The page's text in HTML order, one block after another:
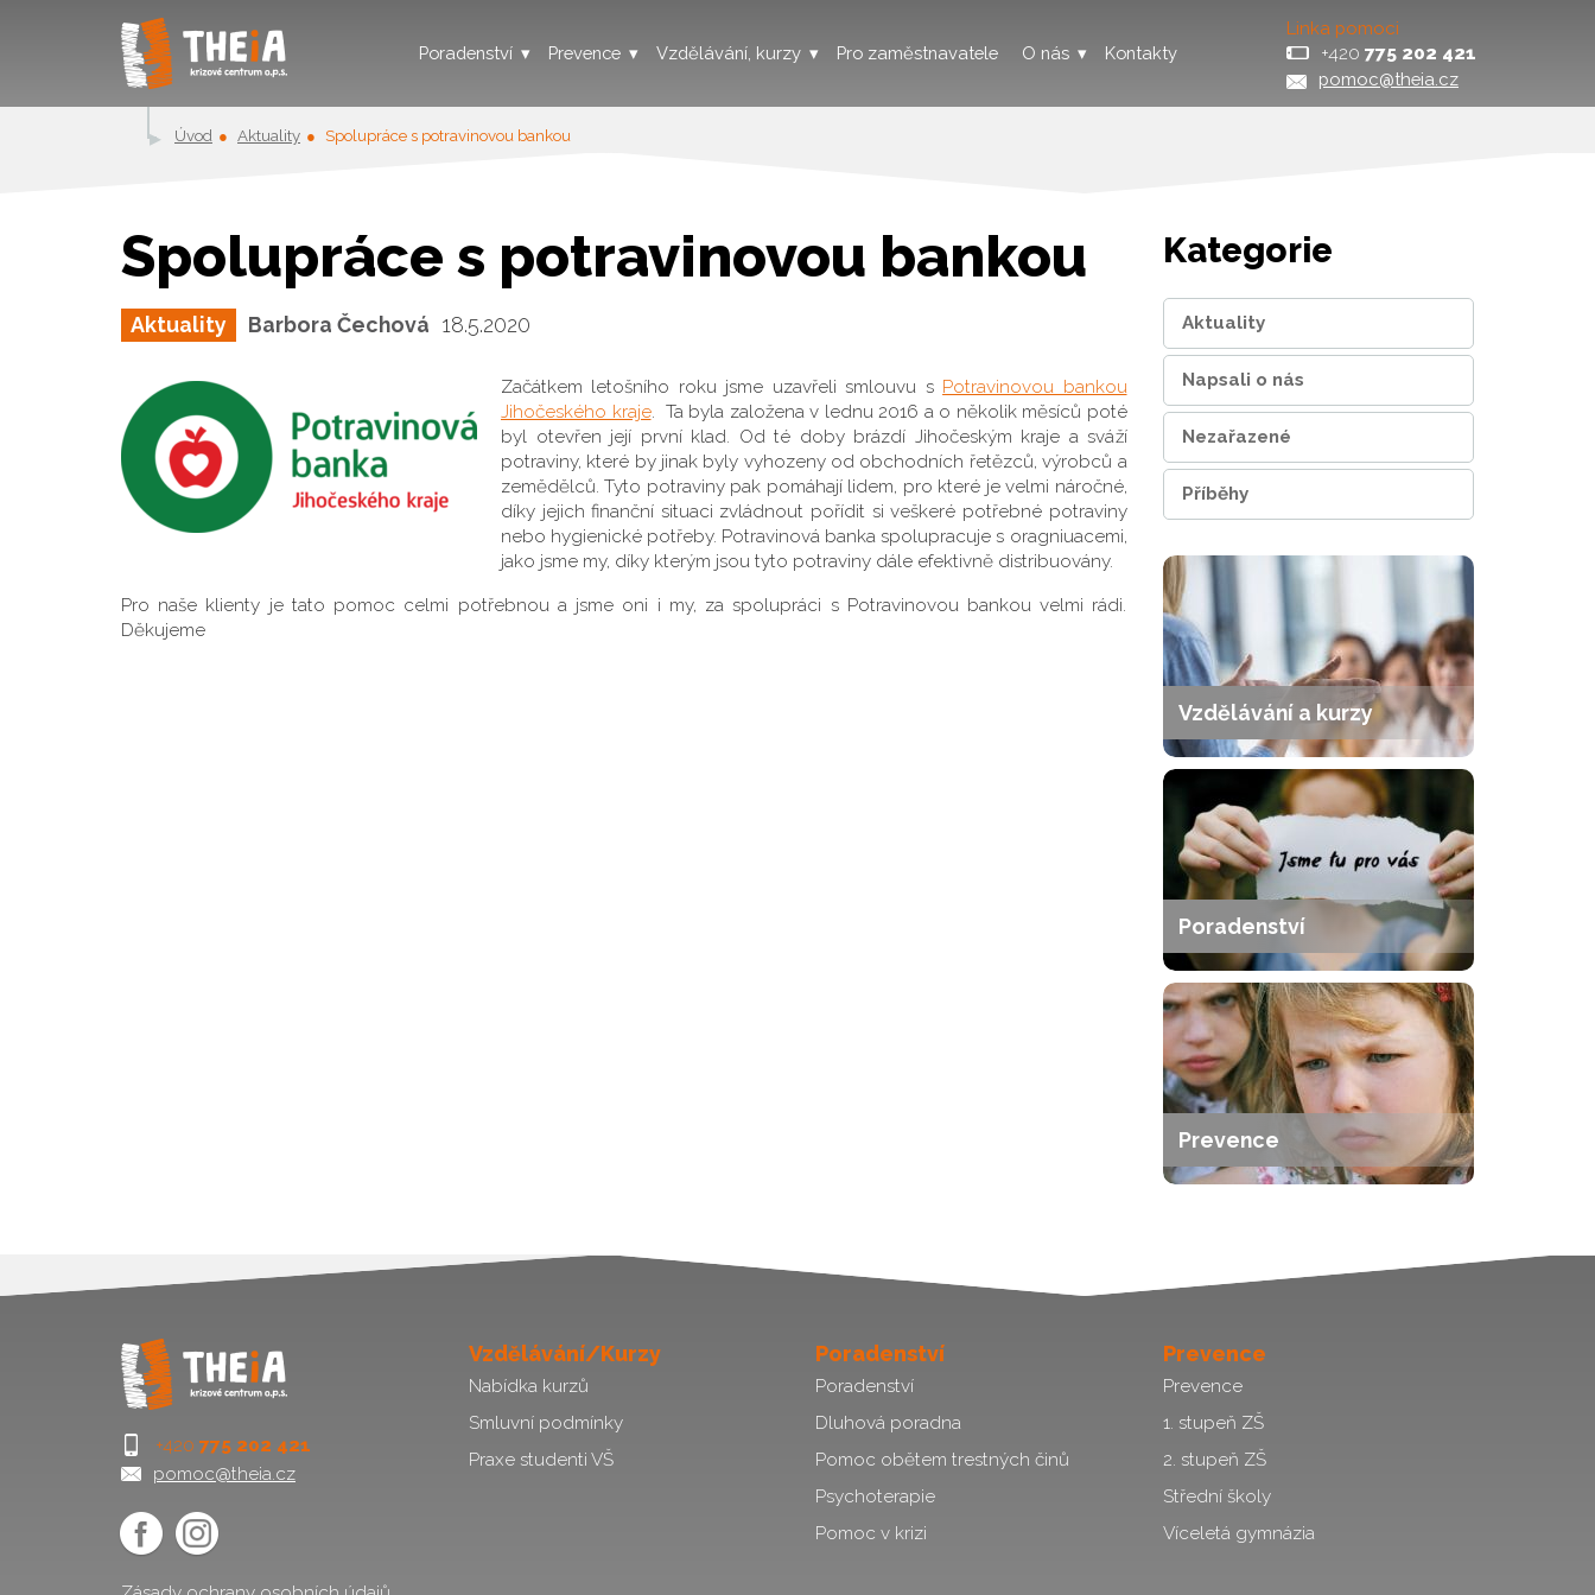
Poradenství Prevence Vzdělávání, kurzy Pro zaměstnavatele O nás Kontakty
Linka pomoci
+420 775 202 421
pomoc@theia.cz
Úvod Aktuality Spolupráce s potravinovou bankou
Spolupráce s potravinovou bankou
Aktuality Barbora Čechová 18.5.2020
Začátkem letošního roku jsme uzavřeli smlouvu s Potravinovou bankou
Jihočeského kraje. Ta byla založena v lednu 2016 a o několik měsíců poté
byl otevřen její první klad. Od té doby brázdí Jihočeským kraje a sváží
potraviny, které by jinak byly vyhozeny od obchodních řetězců, výrobců a
zemědělců. Tyto potraviny pak pomáhají lidem, pro které je velmi náročné,
díky jejich finanční situaci zvládnout pořídit si veškeré potřebné potraviny
nebo hygienické potřeby. Potravinová banka spolupracuje s oragniuacemi,
jako jsme my, díky kterým jsou tyto potraviny dále efektivně distribuovány.
Pro naše klienty je tato pomoc celmi potřebnou a jsme oni i my, za spolupráci s Potravinovou bankou velmi rádi.
Děkujeme
Kategorie
Aktuality
Napsali o nás
Nezařazené
Příběhy
Vzdělávání a kurzy
Poradenství
Prevence
+420 775 202 421
pomoc@theia.cz
Vzdělávání/Kurzy
Nabídka kurzů
Smluvní podmínky
Praxe studenti VŠ
Poradenství
Poradenství
Dluhová poradna
Pomoc obětem trestných činů
Psychoterapie
Pomoc v krizi
Prevence
Prevence
1. stupeň ZŠ
2. stupeň ZŠ
Střední školy
Víceletá gymnázia